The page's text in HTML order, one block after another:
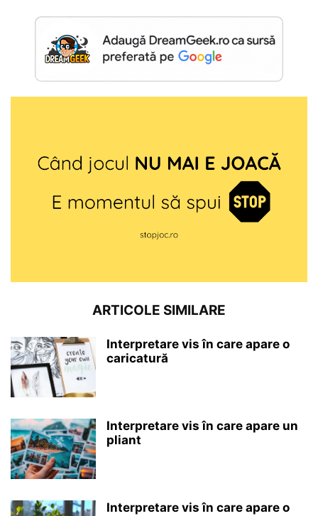
ARTICOLE SIMILARE
Interpretare vis în care apare o
caricatură
Interpretare vis în care apare un
pliant
Interpretare vis în care apare o